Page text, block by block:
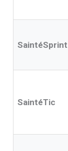
SaintéSprint
SaintéTic